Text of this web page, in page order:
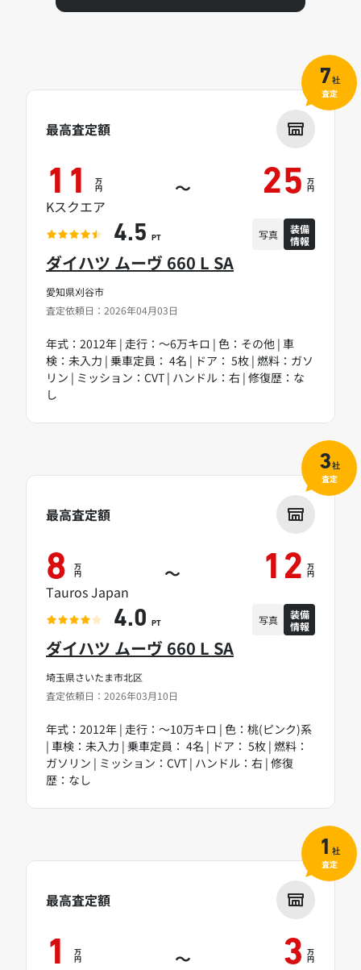
愛知県刈谷市
査定依頼日：2026年04月03日
ダイハツ ムーヴ 660 L SA
年式：2012年 | 走行：～6万キロ | 色：その他 | 車
検：未入力 | 乗車定員： 4名 | ドア： 5枚 | 燃料：ガソ
リン | ミッション：CVT | ハンドル：右 | 修復歴：な
し
最高査定額
11 万
円 ～ 25 万
円
Kスクエア
4.5 PT 写真
装備
情報
7社
査定
埼玉県さいたま市北区
査定依頼日：2026年03月10日
ダイハツ ムーヴ 660 L SA
年式：2012年 | 走行：～10万キロ | 色：桃(ピンク)系
| 車検：未入力 | 乗車定員： 4名 | ドア： 5枚 | 燃料：
ガソリン | ミッション：CVT | ハンドル：右 | 修復
歴：なし
最高査定額
8 万
円 ～ 12 万
円
Tauros Japan
4.0 PT 写真
装備
情報
3社
査定
最高査定額
1 万
円 ～ 3 万
円
1 社
査定